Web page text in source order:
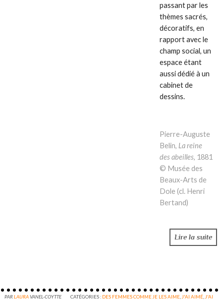
passant par les
thèmes sacrés,
décoratifs, en
rapport avec le
champ social, un
espace étant
aussi dédié à un
cabinet de
dessins.
Pierre-Auguste
Belin, La reine
des abeilles, 1881
© Musée des
Beaux-Arts de
Dole (cl. Henri
Bertand)
Lire la suite
PARLAURAVANEL-COYTTE CATÉGORIES : DES FEMMES COMME JE LES AIME J'AI AIMÉ J'AI